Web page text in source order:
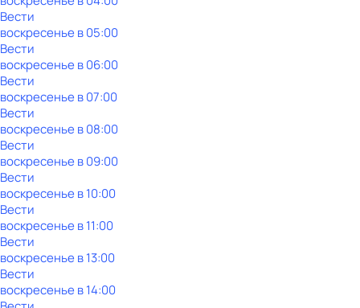
Вести
воскресенье в05:00
Вести
воскресенье в06:00
Вести
воскресенье в07:00
Вести
воскресенье в08:00
Вести
воскресенье в09:00
Вести
воскресенье в10:00
Вести
воскресенье в11:00
Вести
воскресенье в13:00
Вести
воскресенье в14:00